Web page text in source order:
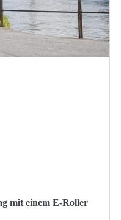
mit einem E-Roller